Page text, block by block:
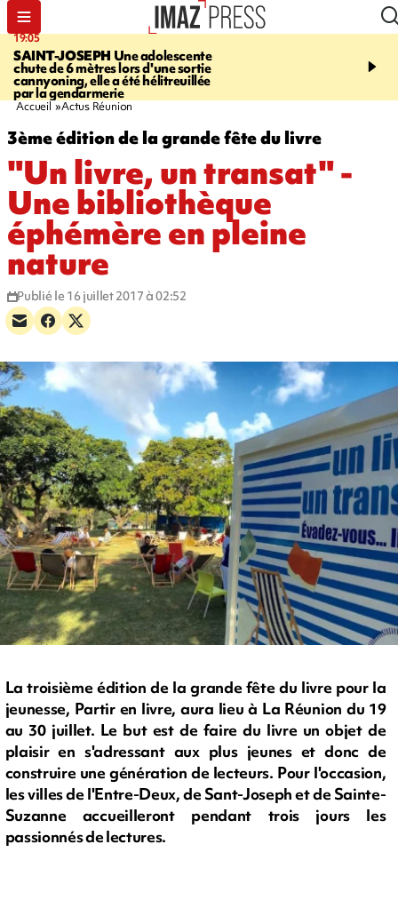
19:05
SAINT-JOSEPH Une adolescente
chute de 6 mètres lors d'une sortie
cannyoning, elle a été hélitreuillée
par la gendarmerie
20:44
rouée de coups,
Accueil Actus Réunion
3ème édition de la grande fête du livre
"Un livre, un transat" -
Une bibliothèque
éphémère en pleine
nature
Publié le 16 juillet 2017 à 02:52
La troisième édition de la grande fête du livre pour la
jeunesse, Partir en livre, aura lieu à La Réunion du 19
au 30 juillet. Le but est de faire du livre un objet de
plaisir en s'adressant aux plus jeunes et donc de
construire une génération de lecteurs. Pour l'occasion,
les villes de l'Entre-Deux, de Sant-Joseph et de Sainte-
Suzanne accueilleront pendant trois jours les
passionnés de lectures.